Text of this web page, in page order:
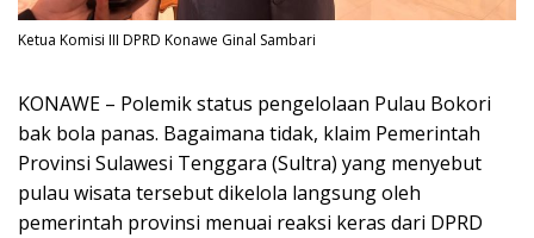
Ketua Komisi III DPRD Konawe Ginal Sambari
KONAWE – Polemik status pengelolaan Pulau Bokori
bak bola panas. Bagaimana tidak, klaim Pemerintah
Provinsi Sulawesi Tenggara (Sultra) yang menyebut
pulau wisata tersebut dikelola langsung oleh
pemerintah provinsi menuai reaksi keras dari DPRD